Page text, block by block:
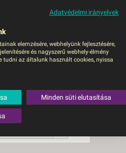
MENÜ
találtunk.
szűkítheti a
Adatvédelmi irányelvek
elemzésére, webhelyünk fejlesztésére,
és nagyszerű webhely-élmény
tudni az általunk használt cookies, nyissa
Minden süti elutasítása